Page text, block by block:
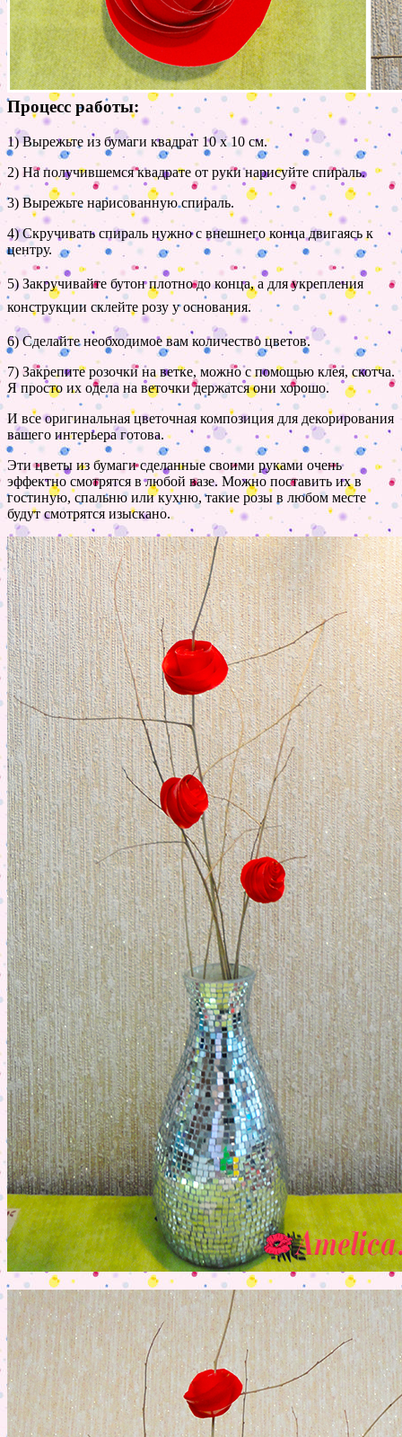
Процесс работы:
1) Вырежьте из бумаги квадрат 10 х 10 см.
2) На получившемся квадрате от руки нарисуйте спираль.
3) Вырежьте нарисованную спираль.
4) Скручивать спираль нужно с внешнего конца двигаясь к
центру.
5) Закручивайте бутон плотно до конца, а для укрепления
конструкции склейте розу у основания.
6) Сделайте необходимое вам количество цветов.
7) Закрепите розочки на ветке, можно с помощью клея, скотча.
Я просто их одела на веточки держатся они хорошо.
И все оригинальная цветочная композиция для декорирования
вашего интерьера готова.
Эти цветы из бумаги сделанные своими руками очень
эффектно смотрятся в любой вазе. Можно поставить их в
гостиную, спальню или кухню, такие розы в любом месте
будут смотрятся изыскано.